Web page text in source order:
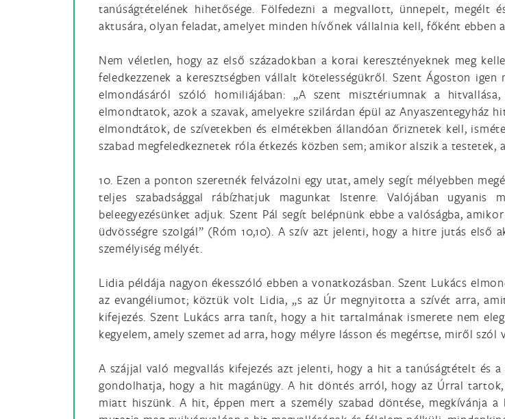
tanúságtételének hihetősége. Fölfedezni a megvallott, ünnepelt, megélt
aktusára, olyan feladat, amelyet minden hívőnek vállalnia kell, főként ebben
Nem véletlen, hogy az első századokban a korai keresztényeknek meg
feledkezzenek a keresztségben vállalt kötelességükről. Szent Ágoston
elmondásáról szóló homiliájában: „A szent misztériumnak a
elmondtatok, azok a szavak, amelyekre szilárdan épül az Anyaszentegyház
elmondtátok, de szívetekben és elmétekben állandóan őriznetek kell,
szabad megfeledkeznetek róla étkezés közben sem; amikor alszik a
10. Ezen a ponton szeretnék felvázolni egy utat, amely segít mélyebben
teljes szabadsággal rábízhatjuk magunkat Istenre. Valójában
beleegyezésünket adjuk. Szent Pál segít belépnünk ebbe a valóságba,
üdvösségre szolgál” (Róm 10,10). A szív azt jelenti, hogy a hitre jutás első
személyiség mélyét.
Lidia példája nagyon ékesszóló ebben a vonatkozásban. Szent Lukács
az evangéliumot; köztük volt Lidia, „s az Úr megnyitotta a szívét arra,
kifejezés. Szent Lukács arra tanít, hogy a hit tartalmának ismerete nem
kegyelem, amely szemet ad arra, hogy mélyre lásson és megértse, miről
A szájjal való megvallás kifejezés azt jelenti, hogy a hit a tanúságtételt és
gondolhatja, hogy a hit magánügy. A hit döntés arról, hogy az Úrral
miatt hiszünk. A hit, éppen mert a személy szabad döntése, megkívánja